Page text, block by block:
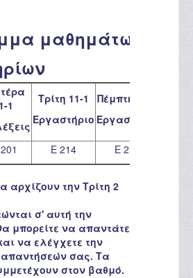
μαθημάτων και
1
Τρίτη 11-1
Εργαστήριο
Πέμπτη 9-11
Εργαστήριο
Ε 214 Ε 214
αρχίζουν την Τρίτη 2
σ' αυτή την
μπορείτε να απαντάτε
να ελέγχετε την
απαντήσεών σας. Τα
στον βαθμό.